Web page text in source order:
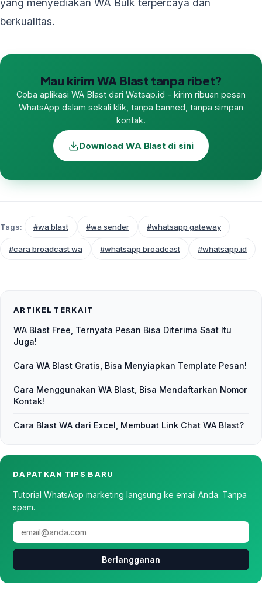
yang menyediakan WA Bulk terpercaya dan
berkualitas.
Mau kirim WA Blast tanpa ribet?
Coba aplikasi WA Blast dari Watsap.id - kirim ribuan pesan
WhatsApp dalam sekali klik, tanpa banned, tanpa simpan
kontak.
Download WA Blast di sini
Tags: #wa blast #wa sender #whatsapp gateway
#cara broadcast wa #whatsapp broadcast #whatsapp.id
ARTIKEL TERKAIT
WA Blast Free, Ternyata Pesan Bisa Diterima Saat Itu
Juga!
Cara WA Blast Gratis, Bisa Menyiapkan Template Pesan!
Cara Menggunakan WA Blast, Bisa Mendaftarkan Nomor
Kontak!
Cara Blast WA dari Excel, Membuat Link Chat WA Blast?
DAPATKAN TIPS BARU
Tutorial WhatsApp marketing langsung ke email Anda. Tanpa
spam.
Berlangganan